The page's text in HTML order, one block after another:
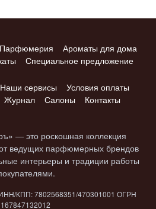
Парфюмерия
Ароматы для дома
Специальное предложение
Наши сервисы
Условия оплаты
Журнал Салоны Контакты
— это роскошная коллекция
ведущих парфюмерных брендов
интерьеры и традиции работы
КПП: 7802​568351/4703​01001 ОГРН